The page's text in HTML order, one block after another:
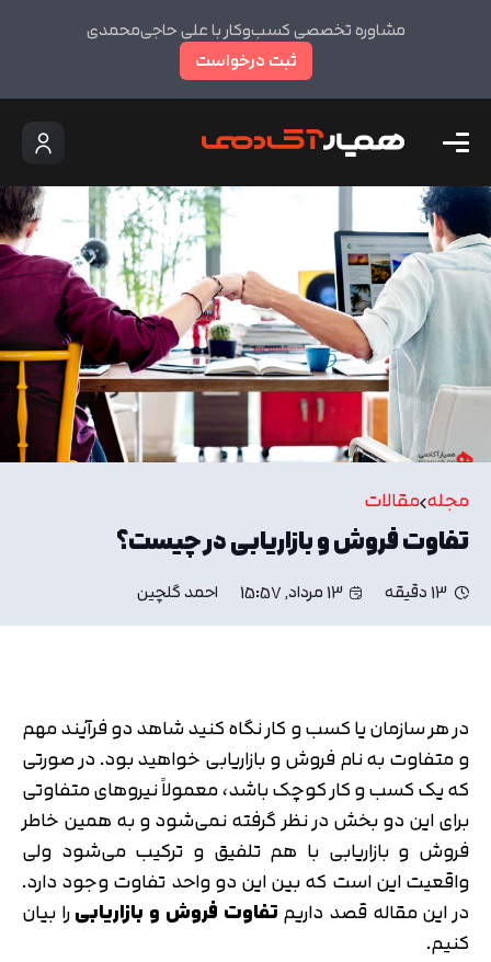
مشاوره تخصصی کسب‌وکار با علی حاجی‌محمدی
ثبت درخواست
مجله مقالات
تفاوت فروش و بازاریابی در چیست؟
13 دقیقه 13 مرداد, 15:57 احمد گلچین
در هر سازمان یا کسب و کار نگاه کنید شاهد دو فرآیند مهم
و متفاوت به نام فروش و بازاریابی خواهید بود. در صورتی
که یک کسب و کار کوچک باشد، معمولاً نیروهای متفاوتی
برای این دو بخش در نظر گرفته نمی‌شود و به همین خاطر
فروش و بازاریابی با هم تلفیق و ترکیب می‌شود ولی
واقعیت این است که بین این دو واحد تفاوت وجود دارد.
در این مقاله قصد داریمتفاوت فروش و بازاریابیرا بیان
کنیم.